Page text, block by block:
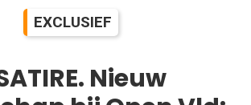
EXCLUSIEF
Nieuw